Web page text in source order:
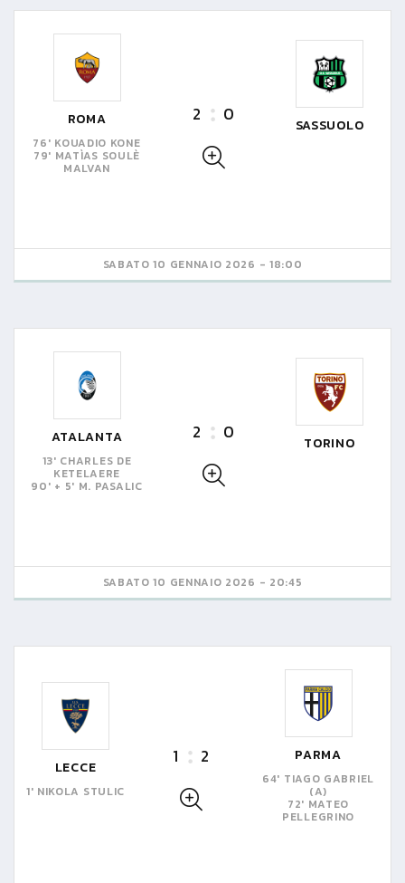
ROMA
76' KOUADIO KONE
79' MATÌAS SOULÈ
MALVAN
2 0 SASSUOLO
SABATO 10 GENNAIO 2026 - 18:00
ATALANTA
13' CHARLES DE
KETELAERE
90' + 5' M. PASALIC
2 0 TORINO
SABATO 10 GENNAIO 2026 - 20:45
LECCE
1' NIKOLA STULIC
1 2 PARMA
64' TIAGO GABRIEL
(A)
72' MATEO
PELLEGRINO